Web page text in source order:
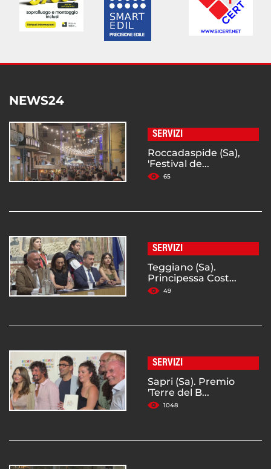
NEWS24
SERVIZI
Roccadaspide (Sa),
'Festival de...
65
SERVIZI
Teggiano (Sa).
Principessa Cost...
49
SERVIZI
Sapri (Sa). Premio
'Terre del B...
1048